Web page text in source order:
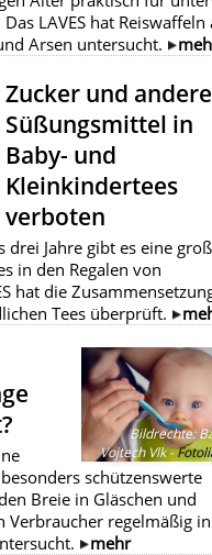
LAVES hat Reiswaffeln
Arsen untersucht.
Zucker und andere
Süßungsmittel in
Baby- und
Kleinkindertees
verboten
Jahre gibt es eine
in den Regalen von
hat die
Tees überprüft.
Bildrechte:
Vojtech Vlk -
schützenswerte
Breie in Gläschen und
Verbraucher regelmäßig
mehr